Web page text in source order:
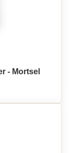
- Mortsel